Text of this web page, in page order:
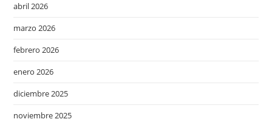
abril 2026
marzo 2026
febrero 2026
enero 2026
diciembre 2025
noviembre 2025